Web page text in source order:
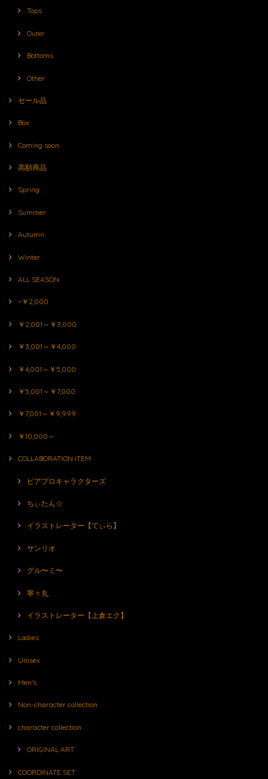
Tops
Outer
Bottoms
Other
セール品
Box
Coming soon
高額商品
Spring
Summer
Autumn
Winter
ALL SEASON
~￥2,000
￥2,001～￥3,000
￥3,001～￥4,000
￥4,001～￥5,000
￥5,001～￥7,000
￥7,001～￥9,999
￥10,000～
COLLABORATION ITEM
ピアプロキャラクターズ
ちぃたん☆
イラストレーター【てぃら】
サンリオ
グル〜ミ〜
寧々丸
イラストレーター【上倉エク】
Ladies
Unisex
Men's
Non-character collection
character collection
ORIGINAL ART
COORDINATE SET